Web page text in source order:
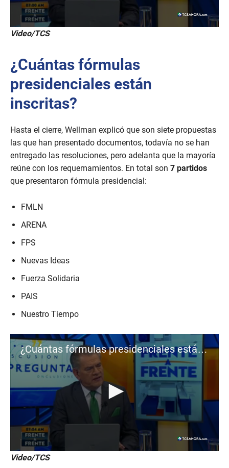
0
s
o
n
d
s
o
i
u
t
e
s
,
5
e
o
d
Video/TCS
¿Cuántas fórmulas
presidenciales están
inscritas?
Hasta el cierre, Wellman explicó que son siete propuestas
las que han presentado documentos, todavía no se han
entregado las resoluciones, pero adelanta que la mayoría
reúne con los requemamientos. En total son 7 partidos
que presentaron fórmula presidencial:
FMLN
ARENA
FPS
Nuevas Ideas
Fuerza Solidaria
PAIS
Nuestro Tiempo
¿Cuántas fórmulas presidenciales están inscritas?
0
s
Video/TCS